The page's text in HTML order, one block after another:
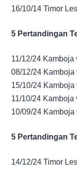
16/10/14 Timor
5 Pertandingan
11/12/24
08/12/24
15/10/24
11/10/24
10/09/24
5 Pertandingan
14/12/24 Timor